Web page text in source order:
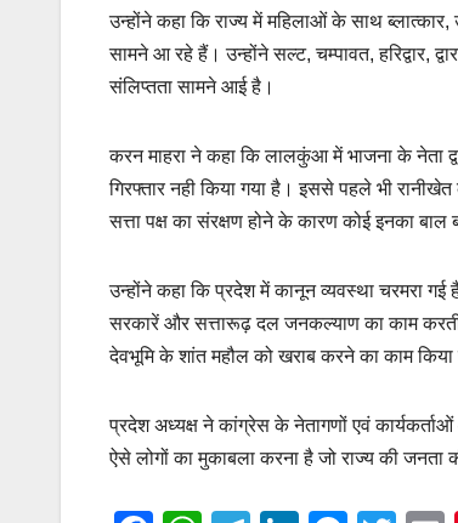
उन्होंने कहा कि राज्य में महिलाओं के साथ
सामने आ रहे हैं। उन्होंने सल्ट, चम्पावत, हरिद्वार,
संलिप्तता सामने आई है।
करन माहरा ने कहा कि लालकुंआ में भाजना के नेता
गिरफ्तार नही किया गया है। इससे पहले भी
सत्ता पक्ष का संरक्षण होने के कारण कोई इनका बाल
उन्होंने कहा कि प्रदेश में कानून व्यवस्था चरमरा
सरकारें और सत्तारूढ़ दल जनकल्याण का काम करती
देवभूमि के शांत महौल को खराब करने का काम किया
प्रदेश अध्यक्ष ने कांग्रेस के नेतागणों एवं
ऐसे लोगों का मुकाबला करना है जो राज्य की